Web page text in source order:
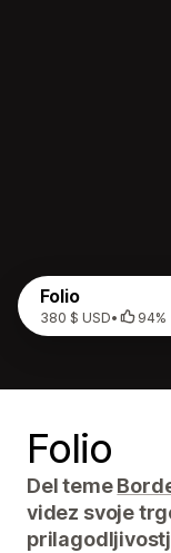
Folio
380 $ USD• 94%
Folio
Del teme
videz svoje